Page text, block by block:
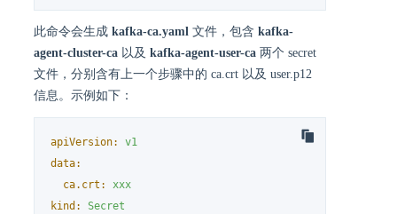
此命令会生成 kafka-ca.yaml 文件，包含 kafka-
agent-cluster-ca 以及 kafka-agent-user-ca 两个 secret
文件，分别含有上一个步骤中的 ca.crt 以及 user.p12
信息。示例如下：
apiVersion:
v1
data:
ca.crt:
xxx
kind:
Secret